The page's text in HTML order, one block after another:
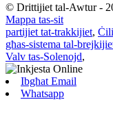
© Drittijiet tal-Awtur -
Mappa tas-sit
partijiet tat-trakkijiet,
għas-sistema tal-
Valv tas-Solenojd,
Ibgħat Email
Whatsapp